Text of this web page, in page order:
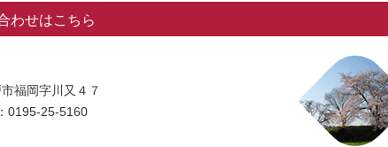
わせはこちら
福岡字川又４７
0195-25-5160